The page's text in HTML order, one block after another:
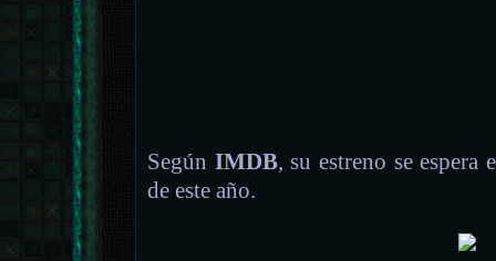
Según IMDB, su estreno se espera
de este año.